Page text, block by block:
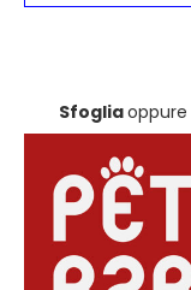
Sfogliaoppure